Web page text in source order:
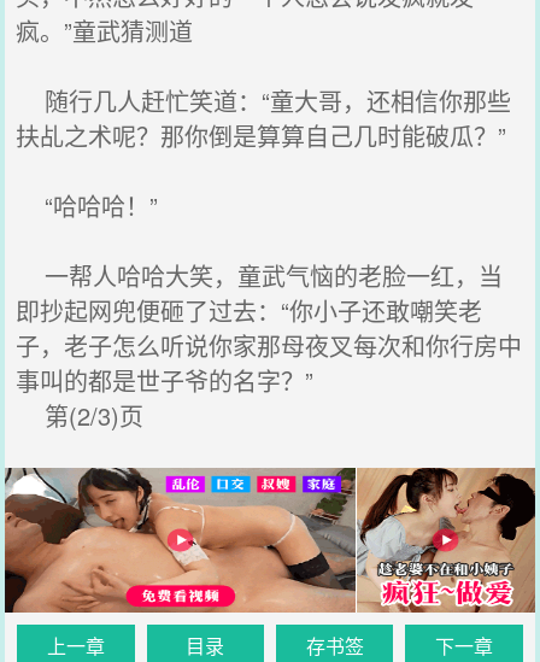
疯。”童武猜测道
随行几人赶忙笑道：“童大哥，还相信你那些
扶乩之术呢？那你倒是算算自己几时能破瓜？”
“哈哈哈！”
一帮人哈哈大笑，童武气恼的老脸一红，当
即抄起网兜便砸了过去：“你小子还敢嘲笑老
子，老子怎么听说你家那母夜叉每次和你行房中
事叫的都是世子爷的名字？”
第(2/3)页
上一章 目录 存书签 下一章